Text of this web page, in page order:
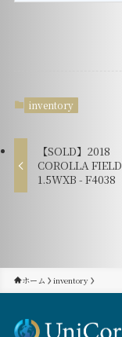
inventory
【SOLD】2018
COROLLA
1.5WXB - F4038
ホーム inventory